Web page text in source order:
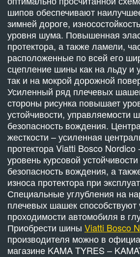
шипов обеспечивают
зимней дороге,
уровня шума. Повышенная
протектора, а также ламели,
расположенные по всей его
сцепление шины как на льду и
так и на мокрой дорожной
Усиленный ряд плечевых
стороны рисунка повышает
устойчивости, управляемости
безопасность вождения.
жесткости – усиленная
протектора Viatti Bosco
уровень курсовой
безопасность вождения, а
износа протектора при
Специальные углубления на
плечевых шашек
проходимости автомобиля в
Приобрести шины Viatti Bosco
производителя можно в
магазине KAMA TYRES –